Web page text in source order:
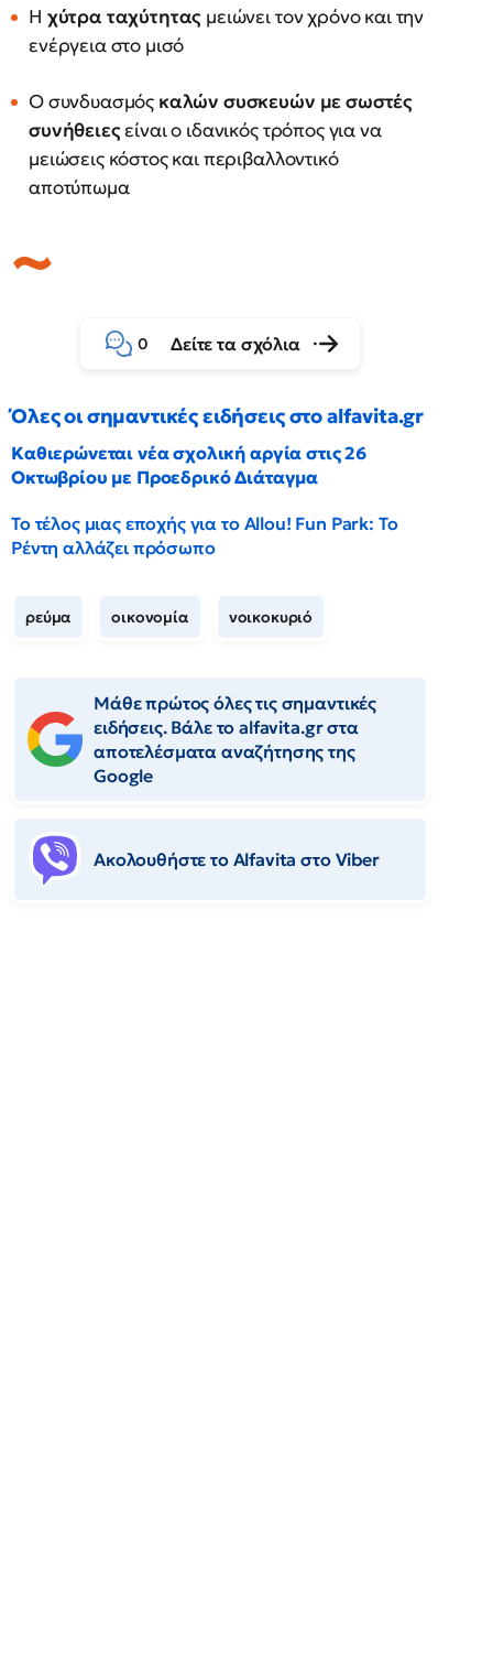
Η χύτρα ταχύτητας μειώνει τον χρόνο και την
ενέργεια στο μισό
Ο συνδυασμός καλών συσκευών με σωστές
συνήθειεςείναι ο ιδανικός τρόπος για να
μειώσεις κόστος και περιβαλλοντικό
αποτύπωμα
0 Δείτε τα σχόλια
Όλες οι σημαντικές ειδήσεις στο alfavita.gr
Καθιερώνεται νέα σχολική αργία στις 26
Οκτωβρίου με Προεδρικό Διάταγμα
Το τέλος μιας εποχής για το Allou! Fun Park: Το
Ρέντη αλλάζει πρόσωπο
ρεύμα οικονομία νοικοκυριό
Μάθε πρώτος όλες τις σημαντικές
ειδήσεις. Βάλε το alfavita.gr στα
αποτελέσματα αναζήτησης της
Google
Ακολουθήστε το Αlfavita στο Viber